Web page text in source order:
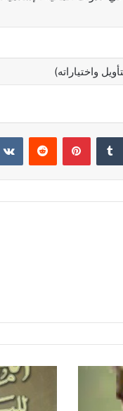
واختياراته)
بينتيريست